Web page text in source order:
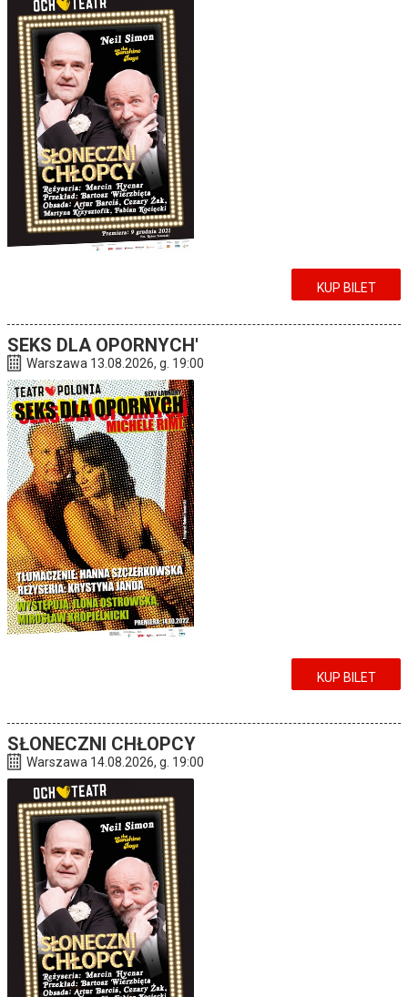
KUP BILET
SEKS DLA OPORNYCH'
Warszawa 13.08.2026, g. 19:00
KUP BILET
SŁONECZNI CHŁOPCY
Warszawa 14.08.2026, g. 19:00